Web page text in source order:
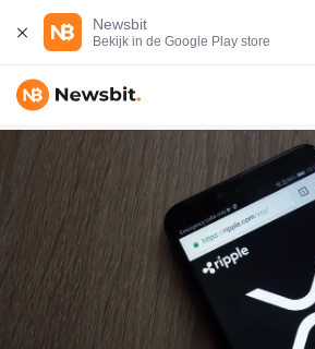
Newsbit
Bekijk in de Google Play store